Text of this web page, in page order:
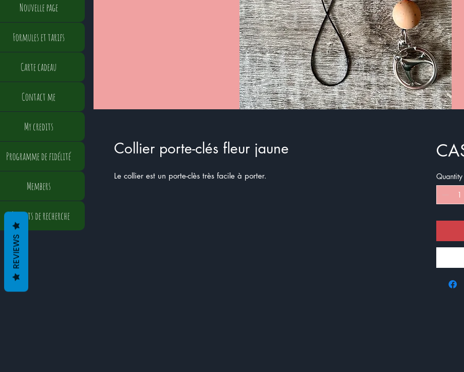
Collier porte-clés fleur jaune
Le collier est un porte-clès très facile à porter. Quantity
Nouvelle page
Formules et tarifs
Carte cadeau
Contact me
My credits
Programme de fidélité
Members
Résultats de recherche
REVIEWS